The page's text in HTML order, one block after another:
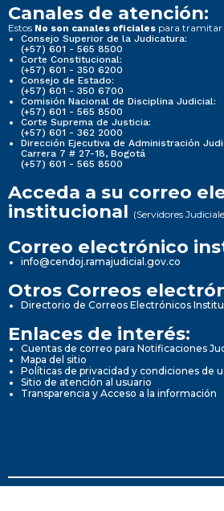
Canales de atención:
Estos No son canales oficiales para tramitar
Consejo Superior de la Judicatura:
(+57) 601 - 565 8500
Corte Constitucional:
(+57) 601 - 350 6200
Consejo de Estado:
(+57) 601 - 350 6700
Comisión Nacional de Disciplina Judicial:
(+57) 601 - 565 8500
Corte Suprema de Justicia:
(+57) 601 - 362 2000
Dirección Ejecutiva de Administración
Carrera 7 # 27-18, Bogotá
(+57) 601 - 565 8500
Acceda a su correo
institucional (Servidores
Correo electrónico
info@cendoj.ramajudicial.gov.co
Otros Correos
Directorio de Correos Electrónicos
Enlaces de interés:
Cuentas de correo para Notificaciones
Mapa del sitio
Políticas de privacidad y condiciones de
Sitio de atención al usuario
Transparencia y Acceso a la información